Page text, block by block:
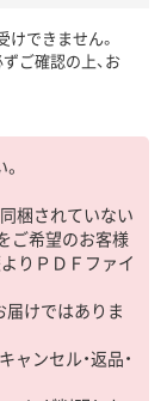
けできません。
ずご確認の上、お
梱されていない
ご希望のお客様
りＰＤＦファイ
届けではありま
ャンセル・返品・